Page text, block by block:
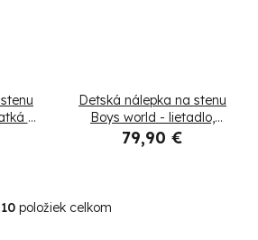
a
Detská nálepka na stenu
Boys world - lietadlo,
balón a vlak
79,90 €
O
10položiek celkom